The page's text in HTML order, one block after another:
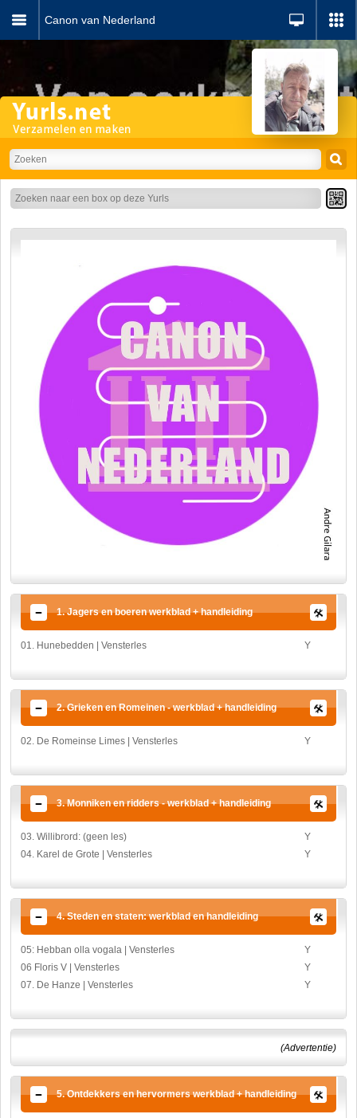
Canon van Nederland
1. Jagers en boeren werkblad + handleiding
01. Hunebedden | Vensterles Y
2. Grieken en Romeinen - werkblad + handleiding
02. De Romeinse Limes | Vensterles Y
3. Monniken en ridders - werkblad + handleiding
03. Willibrord: (geen les)
Y
04. Karel de Grote | Vensterles
Y
4. Steden en staten: werkblad en handleiding
05: Hebban olla vogala | Vensterles
Y
06 Floris V | Vensterles
Y
07. De Hanze | Vensterles
Y
(Advertentie)
5. Ontdekkers en hervormers werkblad + handleiding